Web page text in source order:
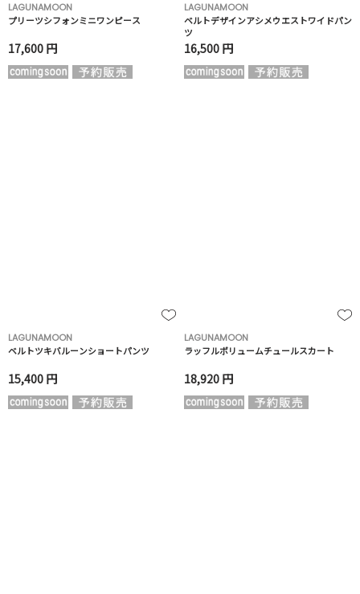
LAGUNAMOON
プリーツシフォンミニワンピース
17,600 円
LAGUNAMOON
ベルトデザインアシメウエストワイドパン
ツ
16,500 円
LAGUNAMOON
ベルトツキバルーンショートパンツ
15,400 円
LAGUNAMOON
ラッフルボリュームチュールスカート
18,920 円